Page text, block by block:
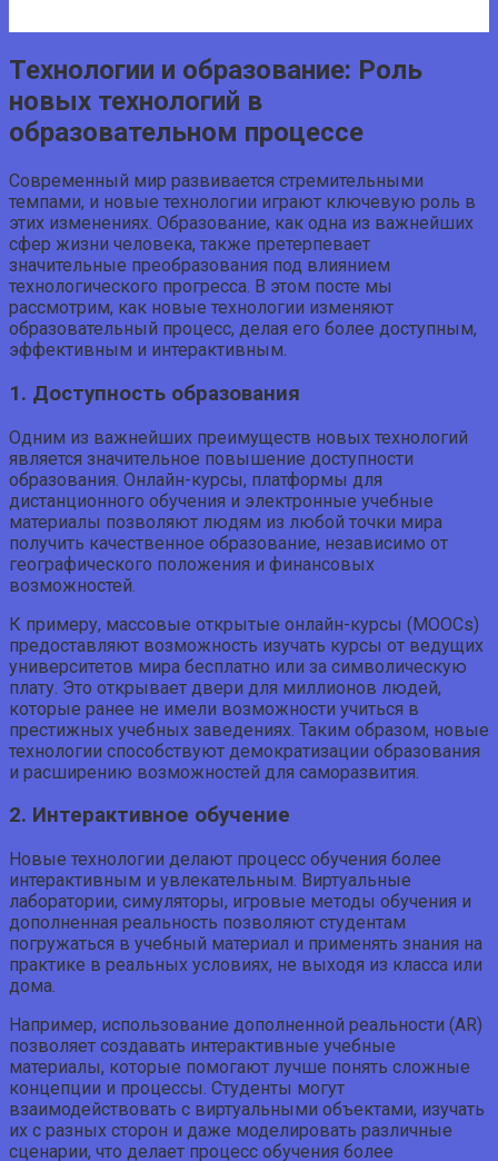
Технологии и образование: Роль
новых технологий в
образовательном процессе
Современный мир развивается стремительными
темпами, и новые технологии играют ключевую роль в
этих изменениях. Образование, как одна из важнейших
сфер жизни человека, также претерпевает
значительные преобразования под влиянием
технологического прогресса. В этом посте мы
рассмотрим, как новые технологии изменяют
образовательный процесс, делая его более доступным,
эффективным и интерактивным.
1. Доступность образования
Одним из важнейших преимуществ новых технологий
является значительное повышение доступности
образования. Онлайн-курсы, платформы для
дистанционного обучения и электронные учебные
материалы позволяют людям из любой точки мира
получить качественное образование, независимо от
географического положения и финансовых
возможностей.
К примеру, массовые открытые онлайн-курсы (MOOCs)
предоставляют возможность изучать курсы от ведущих
университетов мира бесплатно или за символическую
плату. Это открывает двери для миллионов людей,
которые ранее не имели возможности учиться в
престижных учебных заведениях. Таким образом, новые
технологии способствуют демократизации образования
и расширению возможностей для саморазвития.
2. Интерактивное обучение
Новые технологии делают процесс обучения более
интерактивным и увлекательным. Виртуальные
лаборатории, симуляторы, игровые методы обучения и
дополненная реальность позволяют студентам
погружаться в учебный материал и применять знания на
практике в реальных условиях, не выходя из класса или
дома.
Например, использование дополненной реальности (AR)
позволяет создавать интерактивные учебные
материалы, которые помогают лучше понять сложные
концепции и процессы. Студенты могут
взаимодействовать с виртуальными объектами, изучать
их с разных сторон и даже моделировать различные
сценарии, что делает процесс обучения более